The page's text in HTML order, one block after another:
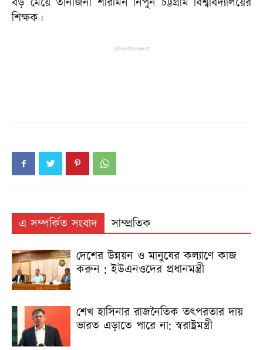
শিক্ষক।
Advertisement
এ সম্পর্কিত সংবাদ
সাম্প্রতিক
দেশের উন্নয়ন ও মানুষের কল্যাণে কাজ
করুন : ইউএনওদের প্রধানমন্ত্রী
শেখ হাসিনার রাজনৈতিক তৎপরতার দায়
ভারত এড়াতে পারে না: স্বরাষ্ট্রমন্ত্রী